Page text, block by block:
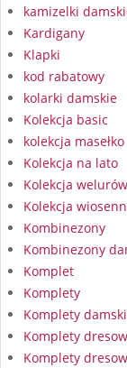
kamizelki
Kardigany
Klapki
kod rabatowy
kolarki damskie
Kolekcja basic
kolekcja masełko
Kolekcja na lato
Kolekcja welurów
Kolekcja
Kombinezony
Kombinezony
Komplet
Komplety
Komplety
Komplety
Komplety